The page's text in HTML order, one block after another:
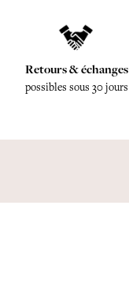
Retours & échanges
possibles sous 30 jours